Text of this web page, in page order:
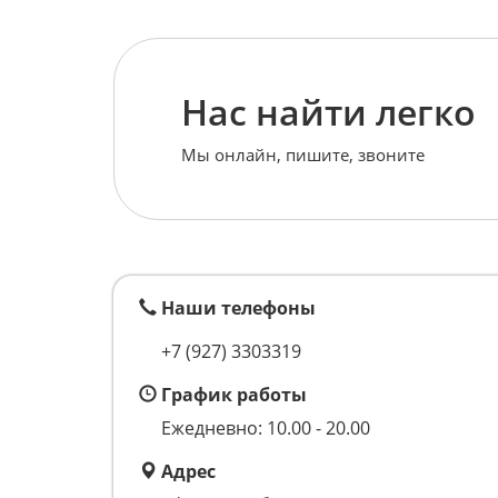
Нас найти легко
Мы онлайн, пишите, звоните
Наши телефоны
+7 (927) 3303319
График работы
Ежедневно: 10.00 - 20.00
Адрес